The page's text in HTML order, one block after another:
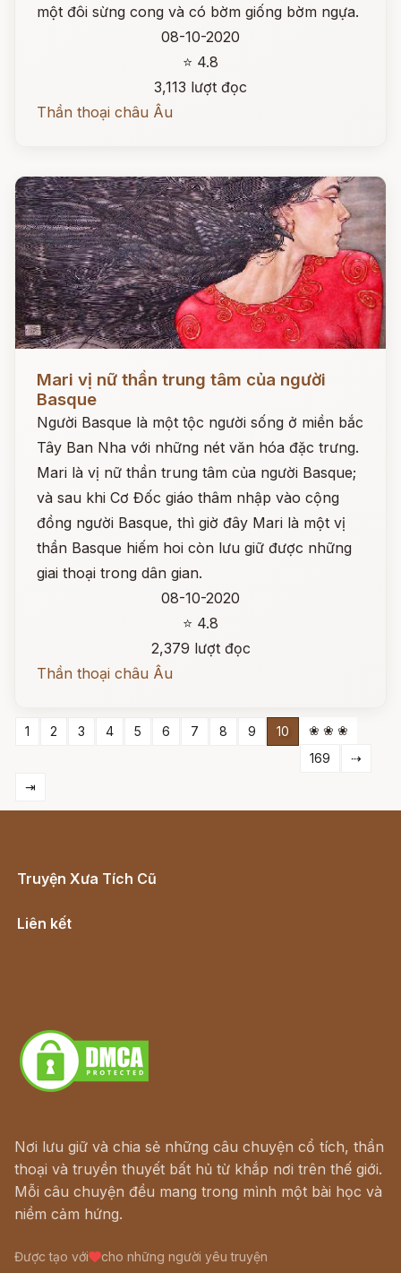
một đôi sừng cong và có bờm giống bờm ngựa.
08-10-2020
⭐ 4.8
3,113 lượt đọc
Thần thoại châu Âu
Mari vị nữ thần trung tâm của người
Basque
Người Basque là một tộc người sống ở miền bắc
Tây Ban Nha với những nét văn hóa đặc trưng.
Mari là vị nữ thần trung tâm của người Basque;
và sau khi Cơ Đốc giáo thâm nhập vào cộng
đồng người Basque, thì giờ đây Mari là một vị
thần Basque hiếm hoi còn lưu giữ được những
giai thoại trong dân gian.
08-10-2020
⭐ 4.8
2,379 lượt đọc
Thần thoại châu Âu
1 2 3 4 5 6 7 8 9 10
❀ ❀ ❀
169
⇢
⇥
Truyện Xưa Tích Cũ
Liên kết
Nơi lưu giữ và chia sẻ những câu chuyện cổ tích, thần
thoại và truyền thuyết bất hủ từ khắp nơi trên thế giới.
Mỗi câu chuyện đều mang trong mình một bài học và
niềm cảm hứng.
Được tạo với cho những người yêu truyện